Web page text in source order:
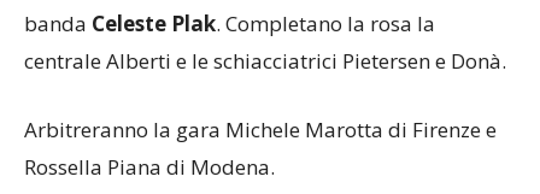
Tra le principali bocche da fuoco della squadra
l’oppostoKatarina Barun-Susnjare la
centrale Alberti e le schiacciatrici Pietersen e Donà.